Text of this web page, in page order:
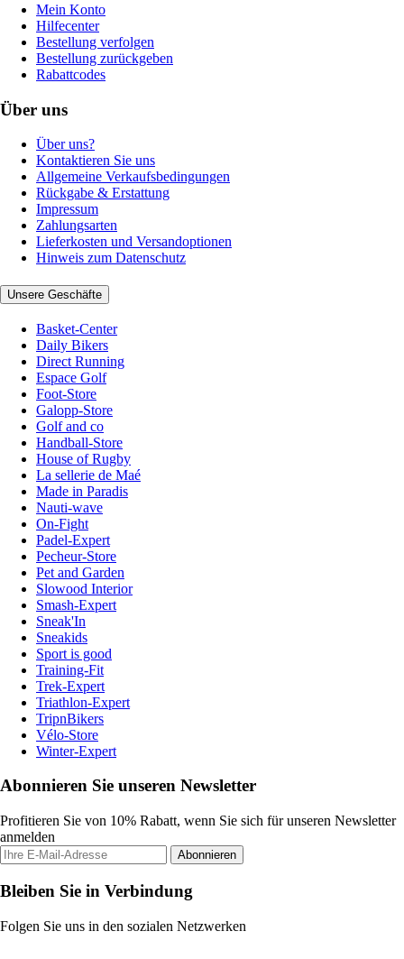
Mein Konto
Hilfecenter
Bestellung verfolgen
Bestellung zurückgeben
Rabattcodes
Über uns
Über uns?
Kontaktieren Sie uns
Allgemeine Verkaufsbedingungen
Rückgabe & Erstattung
Impressum
Zahlungsarten
Lieferkosten und Versandoptionen
Hinweis zum Datenschutz
Unsere Geschäfte
Basket-Center
Daily Bikers
Direct Running
Espace Golf
Foot-Store
Galopp-Store
Golf and co
Handball-Store
House of Rugby
La sellerie de Maé
Made in Paradis
Nauti-wave
On-Fight
Padel-Expert
Pecheur-Store
Pet and Garden
Slowood Interior
Smash-Expert
Sneak'In
Sneakids
Sport is good
Training-Fit
Trek-Expert
Triathlon-Expert
TripnBikers
Vélo-Store
Winter-Expert
Abonnieren Sie unseren Newsletter
Profitieren Sie von 10% Rabatt, wenn Sie sich für unseren Newsletter
anmelden
Abonnieren
Bleiben Sie in Verbindung
Folgen Sie uns in den sozialen Netzwerken